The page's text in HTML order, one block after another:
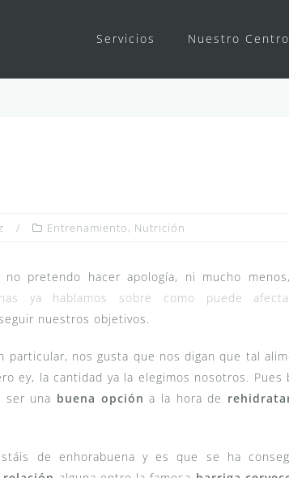
Servicios Nuestro Centro
Entrenamiento, Nutrición
pretendo hacer apología, ni mucho
ya hablamos sobre como puede
nuestros objetivos.
particular, nos gusta que nos digan que tal
ey, la cantidad ya la elegimos nosotros. Pues
ser una buena opción a la hora de
de enhorabuena y es que se ha